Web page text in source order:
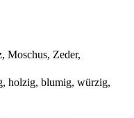
Moschus, Zeder,
holzig, blumig, würzig,